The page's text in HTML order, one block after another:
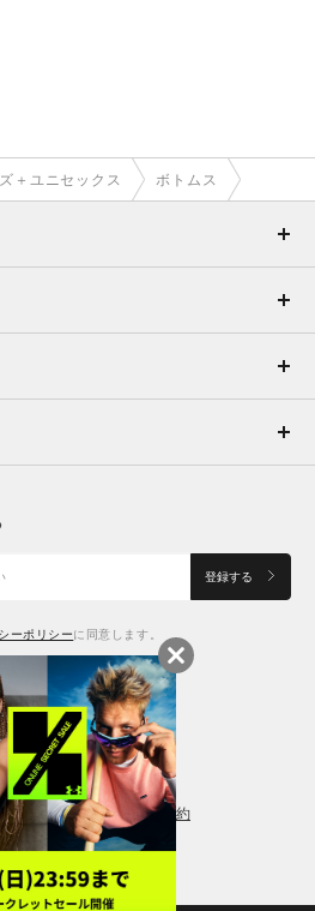
＋ユニセックス ボトムス
登録する
ーポリシーに同意します。
く通販の表記 会員規約
シー